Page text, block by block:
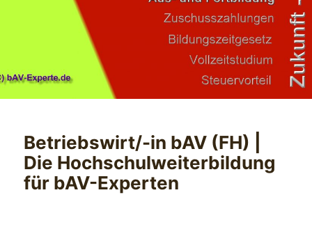
Betriebswirt/-in bAV (FH) |
Die Hochschulweiterbildung
für bAV-Experten